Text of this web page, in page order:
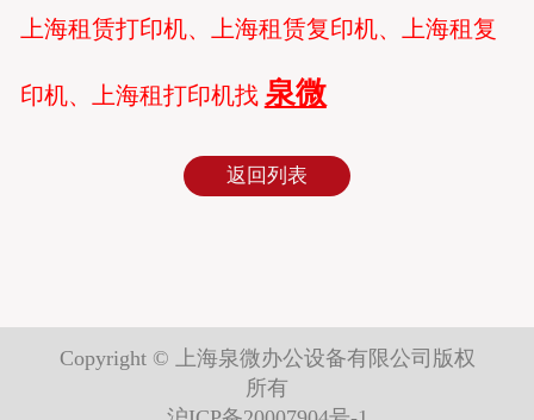
上海租赁打印机、上海租赁复印机、上海租复
印机、上海租打印机找 泉微
返回列表
Copyright © 上海泉微办公设备有限公司版权
所有